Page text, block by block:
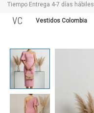
Tiempo Entrega 4-7 días hábiles
VC Vestidos Colombia
LINDA
cantidad